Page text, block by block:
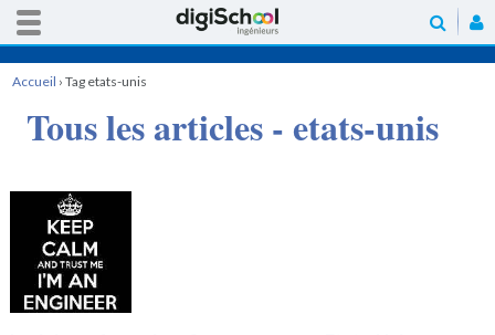
Accueil › Tag etats-unis
Tous les articles - etats-unis